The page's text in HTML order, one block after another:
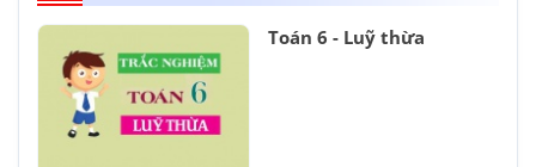
Toán 6 - Luỹ thừa